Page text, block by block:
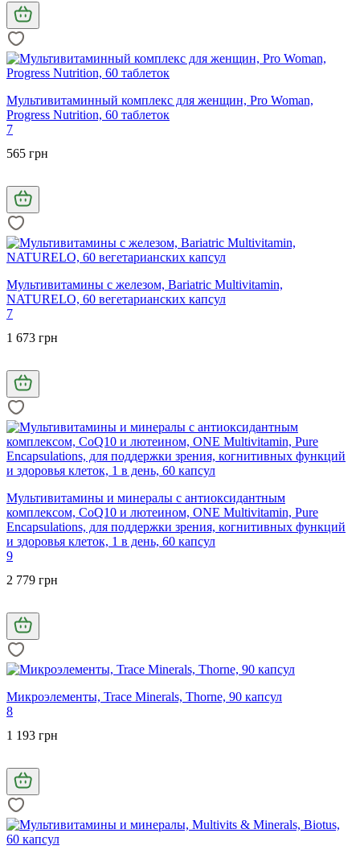
Мультивитаминный комплекс для женщин, Pro Woman,
Progress Nutrition, 60 таблеток
7
565 грн
Мультивитамины с железом, Bariatric Multivitamin,
NATURELO, 60 вегетарианских капсул
7
1 673 грн
Мультивитамины и минералы с антиоксидантным
комплексом, CoQ10 и лютеином, ONE Multivitamin, Pure
Encapsulations, для поддержки зрения, когнитивных функций
и здоровья клеток, 1 в день, 60 капсул
9
2 779 грн
Микроэлементы, Trace Minerals, Thorne, 90 капсул
8
1 193 грн